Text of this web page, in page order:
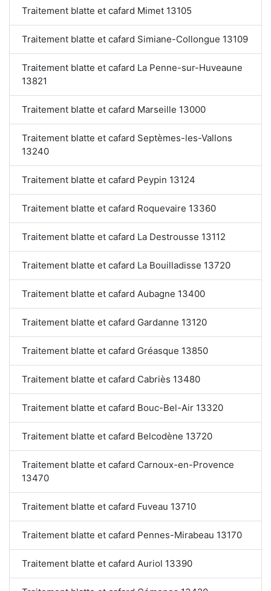
Traitement blatte et cafard Mimet 13105
Traitement blatte et cafard Simiane-Collongue 13109
Traitement blatte et cafard La Penne-sur-Huveaune
13821
Traitement blatte et cafard Marseille 13000
Traitement blatte et cafard Septèmes-les-Vallons
13240
Traitement blatte et cafard Peypin 13124
Traitement blatte et cafard Roquevaire 13360
Traitement blatte et cafard La Destrousse 13112
Traitement blatte et cafard La Bouilladisse 13720
Traitement blatte et cafard Aubagne 13400
Traitement blatte et cafard Gardanne 13120
Traitement blatte et cafard Gréasque 13850
Traitement blatte et cafard Cabriès 13480
Traitement blatte et cafard Bouc-Bel-Air 13320
Traitement blatte et cafard Belcodène 13720
Traitement blatte et cafard Carnoux-en-Provence
13470
Traitement blatte et cafard Fuveau 13710
Traitement blatte et cafard Pennes-Mirabeau 13170
Traitement blatte et cafard Auriol 13390